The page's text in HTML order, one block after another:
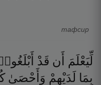
тафсир
لِّيَعْلَمَ أَن قَدْ
بِمَا لَدَيْهِمْ وَأَحْصَىٰ